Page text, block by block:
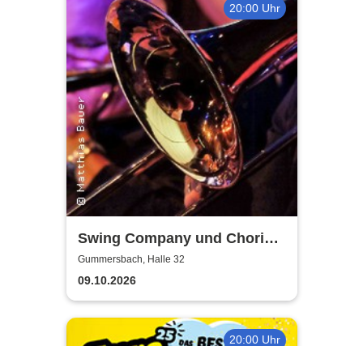
20:00 Uhr
Swing Company und Chorios
Olpe
Gummersbach, Halle 32
09.10.2026
20:00 Uhr